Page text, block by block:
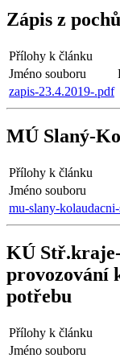
Zápis z
Přílohy k článku
Jméno souboru
zapis-23.4.2019-.pdf
MÚ Slaný-
Přílohy k článku
Jméno souboru
mu-slany-
KÚ
provozování
potřebu
Přílohy k článku
Jméno souboru